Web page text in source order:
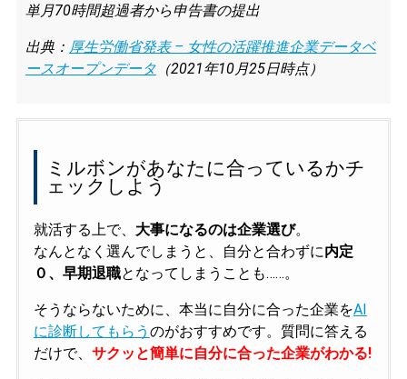
単月70時間超過者から申告書の提出
出典： 厚生労働省発表 – 女性の活躍推進企業データベ
ースオープンデータ（2021年10月25日時点）
ミルボンがあなたに合っているかチ
ェックしよう
就活する上で、 大事になるのは企業選び。
なんとなく選んでしまうと、自分と合わずに内定
０、早期退職となってしまうことも……。
そうならないために、本当に自分に合った企業をAI
に診断してもらう のがおすすめです。質問に答える
だけで、 サクッと簡単に自分に合った企業がわかる!